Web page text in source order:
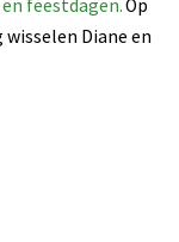
feestdagen.Op
Diane en